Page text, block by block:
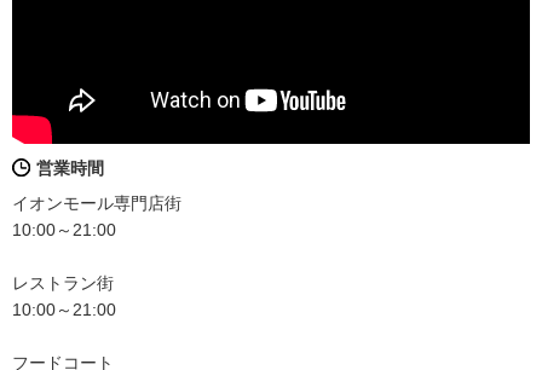
営業時間
イオンモール専門店街
10:00～21:00
レストラン街
10:00～21:00
フードコート